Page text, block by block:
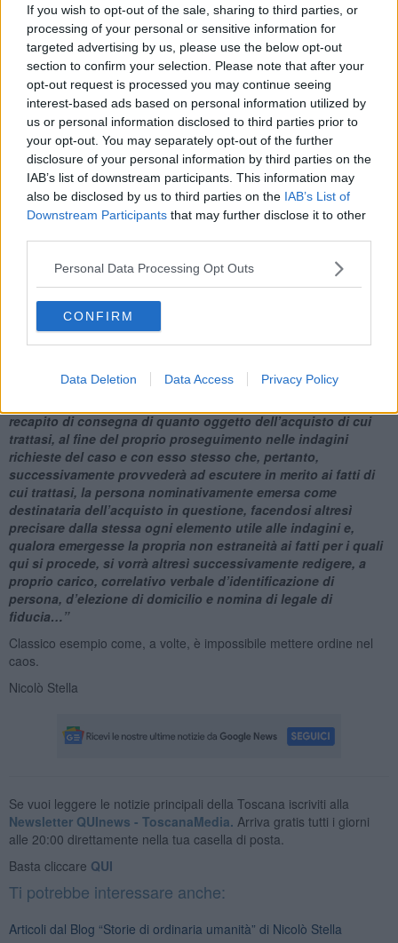
If you wish to opt-out of the sale, sharing to third parties, or
processing of your personal or sensitive information for
targeted advertising by us, please use the below opt-out
section to confirm your selection. Please note that after your
opt-out request is processed you may continue seeing
interest-based ads based on personal information utilized by
us or personal information disclosed to third parties prior to
your opt-out. You may separately opt-out of the further
disclosure of your personal information by third parties on the
IAB’s list of downstream participants. This information may
also be disclosed by us to third parties on the IAB’s List of
Downstream Participants that may further disclose it to other
Personal Data Processing Opt Outs
CONFIRM
Data Deletion Data Access Privacy Policy
l’unito verbale di denuncia – querela – orale per…”
“…Sulla base di quanto esposto dal medesimo querelante in
atti, con quest’ultimi ad ogni buon fine globalmente allegati
alla presente in copia tenuto conto del proprio esser emerso
giurisdizionalmente competente in merito all’ubicazione
dell’indicata attività commerciale ove, ivi ponendo in atto
l’originaria azione d’acquisto regolarizzata con il titolo di
pagamento di cui trattasi, si compiva il fatto reato di cui
trattasi, quale proprio contributo all’attività di indagine in atto
e richiesta dal caso vorrà espletare quanto qui di seguito
analiticamente menzionato…”
d’acquisto, facendosi da egli indicare ogni utile elemento in
merito all’acquisto stesso e, altresì, ivi acquisendo la
correlativa e globale documentazione commerciale…”
“...Ad avvenuto adempimento la correlative risultanze
parimenti ai redatti e necessitanti atti siano trasmesse
competenza, sia direttamente all’ufficio giurisdizionalmente
recapito di consegna di quanto oggetto dell’acquisto di cui
trattasi, al fine del proprio proseguimento nelle indagini
richieste del caso e con esso stesso che, pertanto,
successivamente provvederà ad escutere in merito ai fatti di
cui trattasi, la persona nominativamente emersa come
destinataria dell’acquisto in questione, facendosi altresì
precisare dalla stessa ogni elemento utile alle indagini e,
qualora emergesse la propria non estraneità ai fatti per i quali
qui si procede, si vorrà altresì successivamente redigere, a
proprio carico, correlativo verbale d’identificazione di
persona, d’elezione di domicilio e nomina di legale di
fiducia…”
Classico esempio come, a volte, è impossibile mettere ordine nel
caos.
Nicolò Stella
Se vuoi leggere le notizie principali della Toscana iscriviti alla
Newsletter QUInews - ToscanaMedia. Arriva gratis tutti i giorni
alle 20:00 direttamente nella tua casella di posta.
Basta cliccare QUI
Ti potrebbe interessare anche:
Articoli dal Blog “Storie di ordinaria umanità” di Nicolò Stella